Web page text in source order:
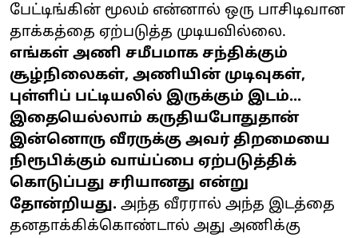
பேட்டிங்கின் மூலம் என்னால் ஒரு பாசிடிவான
தாக்கத்தை ஏற்படுத்த முடியவில்லை.
எங்கள் அணி சமீபமாக சந்திக்கும்
சூழ்நிலைகள், அணியின் முடிவுகள்,
புள்ளிப் பட்டியலில் இருக்கும் இடம்...
இதையெல்லாம் கருதியபோதுதான்
இன்னொரு வீரருக்கு அவர் திறமையை
நிரூபிக்கும் வாய்ப்பை ஏற்படுத்திக்
கொடுப்பது சரியானது என்று
தோன்றியது. அந்த வீரரால் அந்த இடத்தை
தனதாக்கிக்கொண்டால் அது அணிக்கு